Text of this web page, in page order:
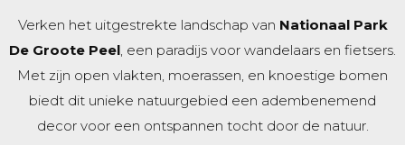
Verken het uitgestrekte landschap van Nationaal Park
De Groote Peel, een paradijs voor wandelaars en fietsers.
Met zijn open vlakten, moerassen, en knoestige bomen
biedt dit unieke natuurgebied een adembenemend
decor voor een ontspannen tocht door de natuur.